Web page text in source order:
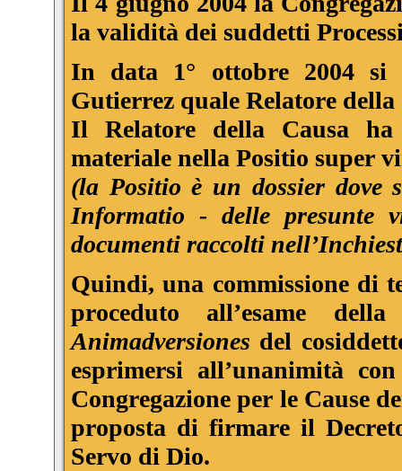
la validità dei suddetti
In data 1° ottobre 2004 si
Gutierrez quale Relatore della
Il Relatore della Causa ha
materiale nella Positio super
(la Positio è un dossier dove
Informatio - delle presunte
documenti raccolti
Quindi, una commissione di
proceduto all’esame
Animadversiones del
esprimersi all’unanimità
Congregazione per le Cause
proposta di firmare il
Servo di Dio.